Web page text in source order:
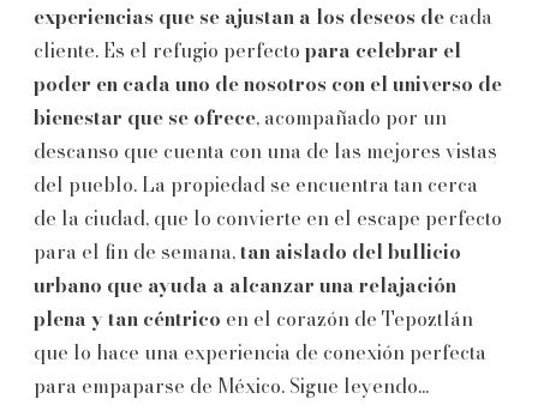
experiencias que se ajustan a los deseos de cada
cliente. Es el refugio perfecto para celebrar el
poder en cada uno de nosotros con el universo de
bienestar que se ofrece, acompañado por un
descanso que cuenta con una de las mejores vistas
del pueblo. La propiedad se encuentra tan cerca
de la ciudad, que lo convierte en el escape perfecto
para el fin de semana,tan aislado del bullicio
urbano que ayuda a alcanzar una relajación
plena y tan céntrico en el corazón de Tepoztlán
que lo hace una experiencia de conexión perfecta
para empaparse de México. Sigue leyendo...